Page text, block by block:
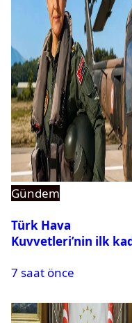
Gündem
Türk Hava
Kuvvetleri’nin ilk
Karapınar hakkında
ortaya çıktı
7 saat önce